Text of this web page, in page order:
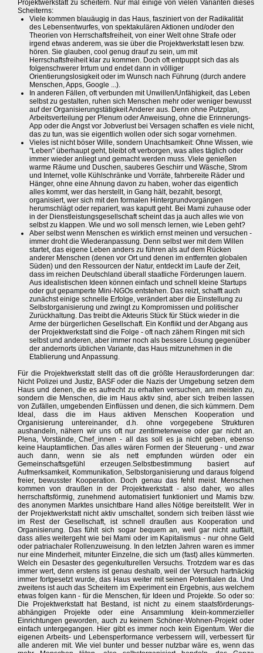
Projektwerkstatt zu scheitern. Nur mal einige von vielen Varianten dieses
Scheiterns:
Viele kommen blauäugig in das Haus, fasziniert von der Radikalität
des Lebensentwurfes, von spektakulären Aktionen und/oder den
Theorien von Herrschaftsfreiheit, von einer Welt ohne Strafe oder
irgend etwas anderem, was sie über die Projektwerkstatt lesen bzw.
hören. Sie glauben, cool genug drauf zu sein, um mit
Herrschaftsfreiheit klar zu kommen. Doch oft entpuppt sich das als
folgenschwerer Irrtum und endet dann in völliger
Orientierungslosigkeit oder im Wunsch nach Führung (durch andere
Menschen, Apps, Google ...).
In anderen Fällen, oft verbunden mit Unwillen/Unfähigkeit, das Leben
selbst zu gestalten, ruhen sich Menschen mehr oder weniger bewusst
auf der Organisierungstätigkeit Anderer aus. Denn ohne Putzplan,
Arbeitsverteilung per Plenum oder Anweisung, ohne die Erinnerungs-
App oder die Angst vor Jobverlust bei Versagen schaffen es viele nicht,
das zu tun, was sie eigentlich wollen oder sich sogar vornehmen.
Vieles ist nicht böser Wille, sondern Unachtsamkeit: Ohne Wissen, wie
"Leben" überhaupt geht, bleibt oft verborgen, was alles täglich oder
immer wieder anliegt und gemacht werden muss. Viele genießen
warme Räume und Duschen, sauberes Geschirr und Wäsche, Strom
und Internet, volle Kühlschränke und Vorräte, fahrbereite Räder und
Hänger, ohne eine Ahnung davon zu haben, woher das eigentlich
alles kommt, wer das herstellt, in Gang hält, bezahlt, besorgt,
organisiert, wer sich mit den formalen Hintergrundvorgängen
herumschlägt oder repariert, was kaputt geht. Bei Mami zuhause oder
in der Dienstleistungsgesellschaft scheint das ja auch alles wie von
selbst zu klappen. Wie und wo soll mensch lernen, wie Leben geht?
Aber selbst wenn Menschen es wirklich ernst meinen und versuchen -
immer droht die Wiederanpassung. Denn selbst wer mit dem Willen
startet, das eigene Leben anders zu führen als auf dem Rücken
anderer Menschen (denen vor Ort und denen im entfernten globalen
Süden) und den Ressourcen der Natur, entdeckt im Laufe der Zeit,
dass im reichen Deutschland überall staatliche Förderungen lauern.
Aus idealistischen Ideen können einfach und schnell kleine Startups
oder gut gepamperte Mini-NGOs entstehen. Das reizt, schafft auch
zunächst einige schnelle Erfolge, verändert aber die Einstellung zu
Selbstorganisierung und zwingt zu Kompromissen und politischer
Zurückhaltung. Das treibt die Akteuris Stück für Stück wieder in die
Arme der bürgerlichen Gesellschaft. Ein Konflikt und der Abgang aus
der Projektwerkstatt sind die Folge - oft nach zähem Ringen mit sich
selbst und anderen, aber immer noch als bessere Lösung gegenüber
der andernorts üblichen Variante, das Haus mitzunehmen in die
Etablierung und Anpassung.
Für die Projektwerkstatt stellt das oft die größte Herausforderungen dar:
Nicht Polizei und Justiz, BASF oder die Nazis der Umgebung setzen dem
Haus und denen, die es aufrecht zu erhalten versuchen, am meisten zu,
sondern die Menschen, die im Haus aktiv sind, aber sich treiben lassen
von Zufällen, umgebenden Einflüssen und denen, die sich kümmern. Dem
Ideal, dass die im Haus aktiven Menschen Kooperation und
Organisierung untereinander, d.h. ohne vorgegebene Strukturen
aushandeln, nähern wir uns oft nur zentimeterweise oder gar nicht an.
Plena, Vorstände, Chef_innen - all das soll es ja nicht geben, ebenso
keine Hauptamtlichen. Das alles wären Formen der Steuerung - und zwar
auch dann, wenn sie als nett empfunden würden oder ein
Gemeinschaftsgefühl erzeugen.Selbstbestimmung basiert auf
Aufmerksamkeit, Kommunikation, Selbstorganisierung und daraus folgend
freier, bewusster Kooperation. Doch genau das fehlt meist. Menschen
kommen von draußen in der Projektwerkstatt - also daher, wo alles
herrschaftsförmig, zunehmend automatisiert funktioniert und Mamis bzw.
des anonymen Marktes unsichtbare Hand alles Nötige bereitstellt. Wer in
der Projektwerkstatt nicht aktiv umschaltet, sondern sich treiben lässt wie
im Rest der Gesellschaft, ist schnell draußen aus Kooperation und
Organisierung. Das fühlt sich sogar bequem an, weil gar nicht auffällt,
dass alles weitergeht wie bei Mami oder im Kapitalismus - nur ohne Geld
oder patriachaler Rollenzuweisung. In den letzten Jahren waren es immer
nur eine Minderheit, mitunter Einzelne, die sich um (fast) alles kümmerten.
Welch ein Desaster des gegenkulturellen Versuchs. Trotzdem war es das
immer wert, denn erstens ist genau deshalb, weil der Versuch hartnäckig
immer fortgesetzt wurde, das Haus weiter mit seinen Potentialen da. Und
zweitens ist auch das Scheitern im Experiment ein Ergebnis, aus welchem
etwas folgen kann - für die Menschen, für Ideen und Projekte. So oder so:
Die Projektwerkstatt hat Bestand, ist nicht zu einem staatsförderungs-
abhängigen Projekte oder eine Ansammlung klein-kommerzieller
Einrichtungen geworden, auch zu keinem Schöner-Wohnen-Projekt oder
einfach untergegangen. Hier gibt es immer noch kein Eigentum. Wer die
eigenen Arbeits- und Lebensperformance verbessern will, verbessert für
alle anderen mit. Wie viel bunter und besser nutzbar wäre es, wenn das